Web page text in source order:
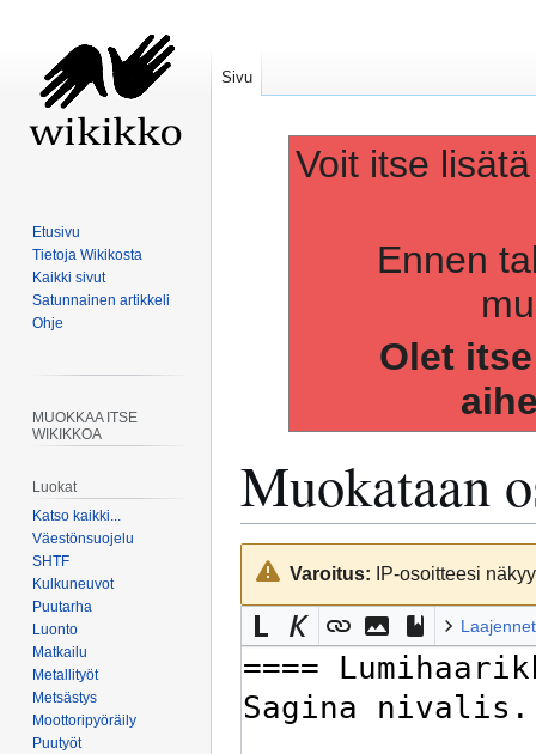
Voit itse
Ennen
Olet
Muokataan
Siirry
navigaatioon
Siirry
hakuunVaroitus: IP-osoitteesi
Sivu
Etusivu
Tietoja Wikikosta
Kaikki sivut
Satunnainen artikkeli
Ohje
MUOKKAA ITSE
WIKIKKOA
Luokat
Katso kaikki...
Väestönsuojelu
SHTF
Kulkuneuvot
Puutarha
Luonto
Matkailu
Metallityöt
Metsästys
Moottoripyöräily
Puutyöt